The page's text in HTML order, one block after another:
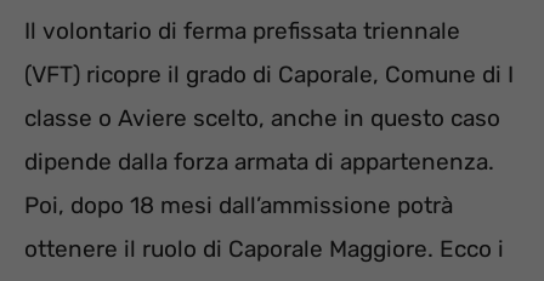
Il volontario di ferma prefissata triennale
(VFT) ricopre il grado di Caporale, Comune di I
classe o Aviere scelto, anche in questo caso
dipende dalla forza armata di appartenenza.
Poi, dopo 18 mesi dall’ammissione potrà
ottenere il ruolo di Caporale Maggiore. Ecco i